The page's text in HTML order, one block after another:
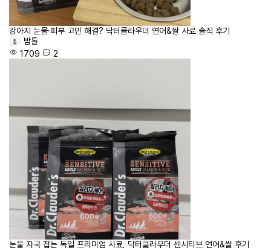
강아지 눈물·피부 고민 해결? 닥터클라우더 연어&쌀 사료 솔직 후기
밤톨
1709
2
눈물 자국 잡는 독일 프리미엄 사료, 닥터클라우더 센시티브 연어&쌀 후기